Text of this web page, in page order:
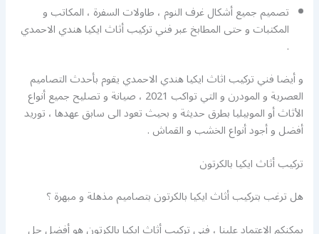
تصميم جميع أشكال غرف النوم ، طاولات السفرة ، المكاتب و
المكتبات و حتى المطابخ عبر فني تركيب أثاث ايكيا هندي الاحمدي
.
و أيضا فني تركيب اثاث ايكيا هندي الاحمدي يقوم بأحدث التصاميم
العصرية و المودرن و التي تواكب 2021 ، صيانة و تصليح جميع أنواع
الأثاث أو الموبيليا بطرق حديثة و بحيث تعود الى سابق عهدها ، توريد
أفضل و أجود أنواع الخشب و القماش .
تركيب أثاث ايكيا بالكرتون
هل ترغب بتركيب أثاث ايكيا بالكرتون بتصاميم مذهلة و مبهرة ؟